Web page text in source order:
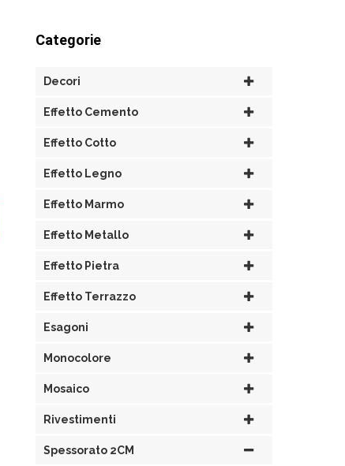
Categorie
Decori
Effetto Cemento
Effetto Cotto
Effetto Legno
Effetto Marmo
Effetto Metallo
Effetto Pietra
Effetto Terrazzo
Esagoni
Monocolore
Mosaico
Rivestimenti
Spessorato 2CM